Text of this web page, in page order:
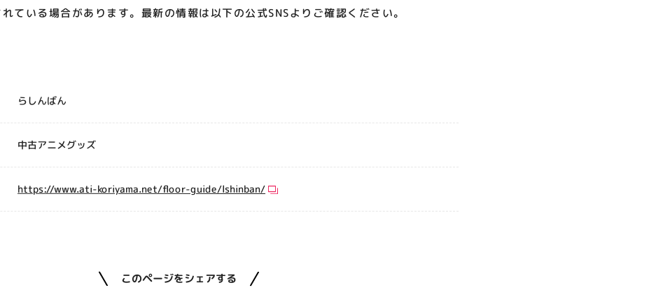
ている場合があります。最新の情報は以下の公式SNSよりご確認ください。
らしんばん
中古アニメグッズ
https://www.ati-koriyama.net/floor-guide/lshinban/
このページをシェアする